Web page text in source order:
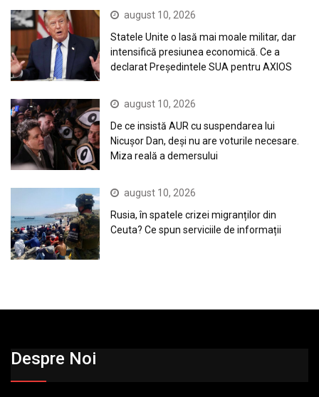
august 10, 2026
Statele Unite o lasă mai moale militar, dar
intensifică presiunea economică. Ce a
declarat Președintele SUA pentru AXIOS
august 10, 2026
De ce insistă AUR cu suspendarea lui
Nicușor Dan, deși nu are voturile necesare.
Miza reală a demersului
august 10, 2026
Rusia, în spatele crizei migranților din
Ceuta? Ce spun serviciile de informații
Despre Noi